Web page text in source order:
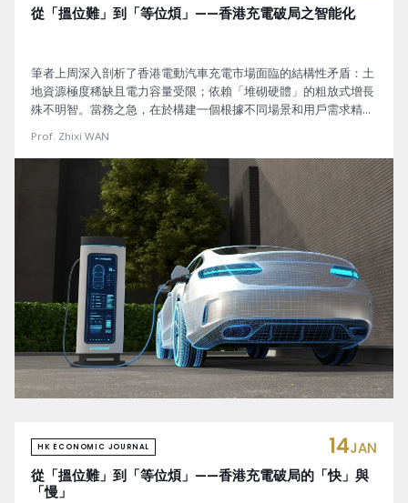
從「搵位難」到「等位煩」——香港充電破局之智能化
筆者上周深入剖析了香港電動汽車充電市場面臨的結構性矛盾：土
地資源極度稀缺且電力容量受限；依賴「堆砌硬體」的粗放式增長
殊不明智。當務之急，在於構建一個根據不同場景和用戶需求精準
Prof. Zhixi WAN
HK ECONOMIC JOURNAL 14JAN
從「搵位難」到「等位煩」——香港充電破局的「快」與
「慢」